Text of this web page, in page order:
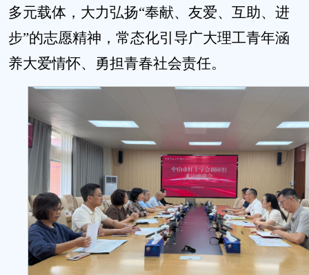
多元载体，大力弘扬“奉献、友爱、互助、进
步”的志愿精神，常态化引导广大理工青年涵
养大爱情怀、勇担青春社会责任。